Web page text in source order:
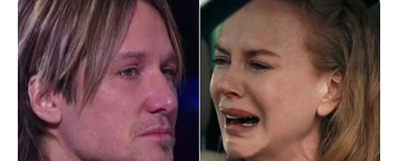
(foto: instagram/official_izone)
Biodata & Profil
Nama Lengkap: Miyawaki Sakura
Nama Panggung: Sakura
Nama Panggilan: Sakuratan, Sakura